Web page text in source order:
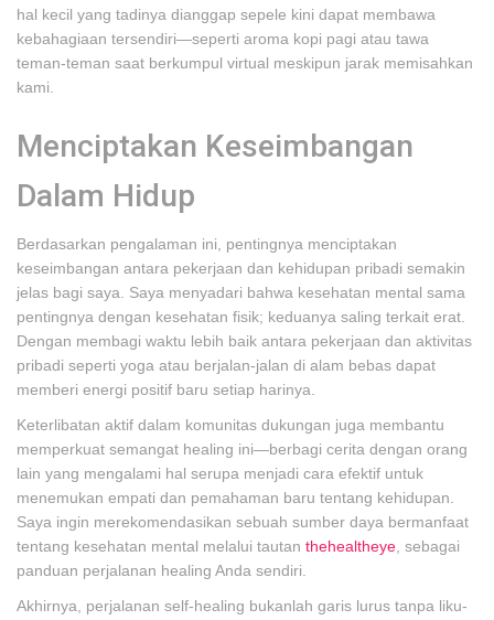
hal kecil yang tadinya dianggap sepele kini dapat membawa
kebahagiaan tersendiri—seperti aroma kopi pagi atau tawa
teman-teman saat berkumpul virtual meskipun jarak memisahkan
kami.
Menciptakan Keseimbangan
Dalam Hidup
Berdasarkan pengalaman ini, pentingnya menciptakan
keseimbangan antara pekerjaan dan kehidupan pribadi semakin
jelas bagi saya. Saya menyadari bahwa kesehatan mental sama
pentingnya dengan kesehatan fisik; keduanya saling terkait erat.
Dengan membagi waktu lebih baik antara pekerjaan dan aktivitas
pribadi seperti yoga atau berjalan-jalan di alam bebas dapat
memberi energi positif baru setiap harinya.
Keterlibatan aktif dalam komunitas dukungan juga membantu
memperkuat semangat healing ini—berbagi cerita dengan orang
lain yang mengalami hal serupa menjadi cara efektif untuk
menemukan empati dan pemahaman baru tentang kehidupan.
Saya ingin merekomendasikan sebuah sumber daya bermanfaat
tentang kesehatan mental melalui tautan thehealtheye , sebagai
panduan perjalanan healing Anda sendiri.
Akhirnya, perjalanan self-healing bukanlah garis lurus tanpa liku-